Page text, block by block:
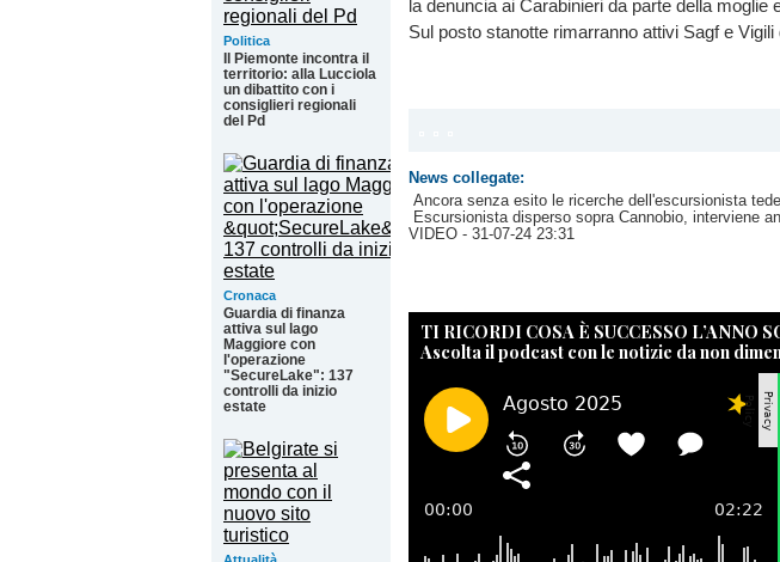
Politica
Il Piemonte incontra il
territorio: alla Lucciola
un dibattito con i
consiglieri regionali
del Pd
Cronaca
Guardia di finanza
attiva sul lago
Maggiore con
l'operazione
"SecureLake": 137
controlli da inizio
estate
la denuncia ai Carabinieri da parte della moglie
Sul posto stanotte rimarranno attivi Sagf e Vigili
News collegate:
Ancora senza esito le ricerche dell'escursionista
Escursionista disperso sopra Cannobio, interviene
VIDEO - 31-07-24 23:31
TI RICORDI COSA È SUCCESSO L’ANNO
Ascolta il podcast con le notizie da non